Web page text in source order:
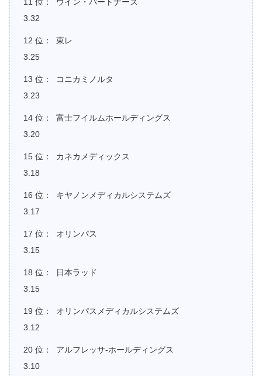
3.32
東レ
3.25
コニカミノルタ
3.23
富士フイルムホールディングス
3.20
カネカメディックス
3.18
キヤノンメディカルシステムズ
3.17
オリンパス
3.15
日本ラッド
3.15
オリンパスメディカルシステムズ
3.12
アルフレッサ-ホールディングス
3.10